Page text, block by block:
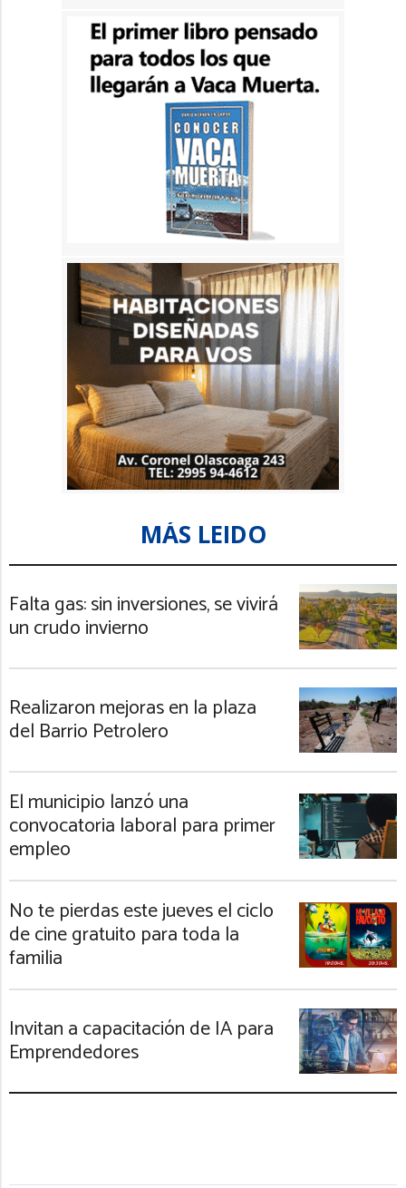
MÁS LEIDO
Falta gas: sin inversiones, se vivirá
un crudo invierno
Realizaron mejoras en la plaza
del Barrio Petrolero
El municipio lanzó una
convocatoria laboral para primer
empleo
No te pierdas este jueves el ciclo
de cine gratuito para toda la
familia
Invitan a capacitación de IA para
Emprendedores